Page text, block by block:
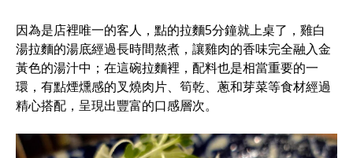
因為是店裡唯一的客人，點的拉麵5分鐘就上桌了，雞白
湯拉麵的湯底經過長時間熬煮，讓雞肉的香味完全融入金
黃色的湯汁中；在這碗拉麵裡，配料也是相當重要的一
環，有點煙燻感的叉燒肉片、筍乾、蔥和芽菜等食材經過
精心搭配，呈現出豐富的口感層次。